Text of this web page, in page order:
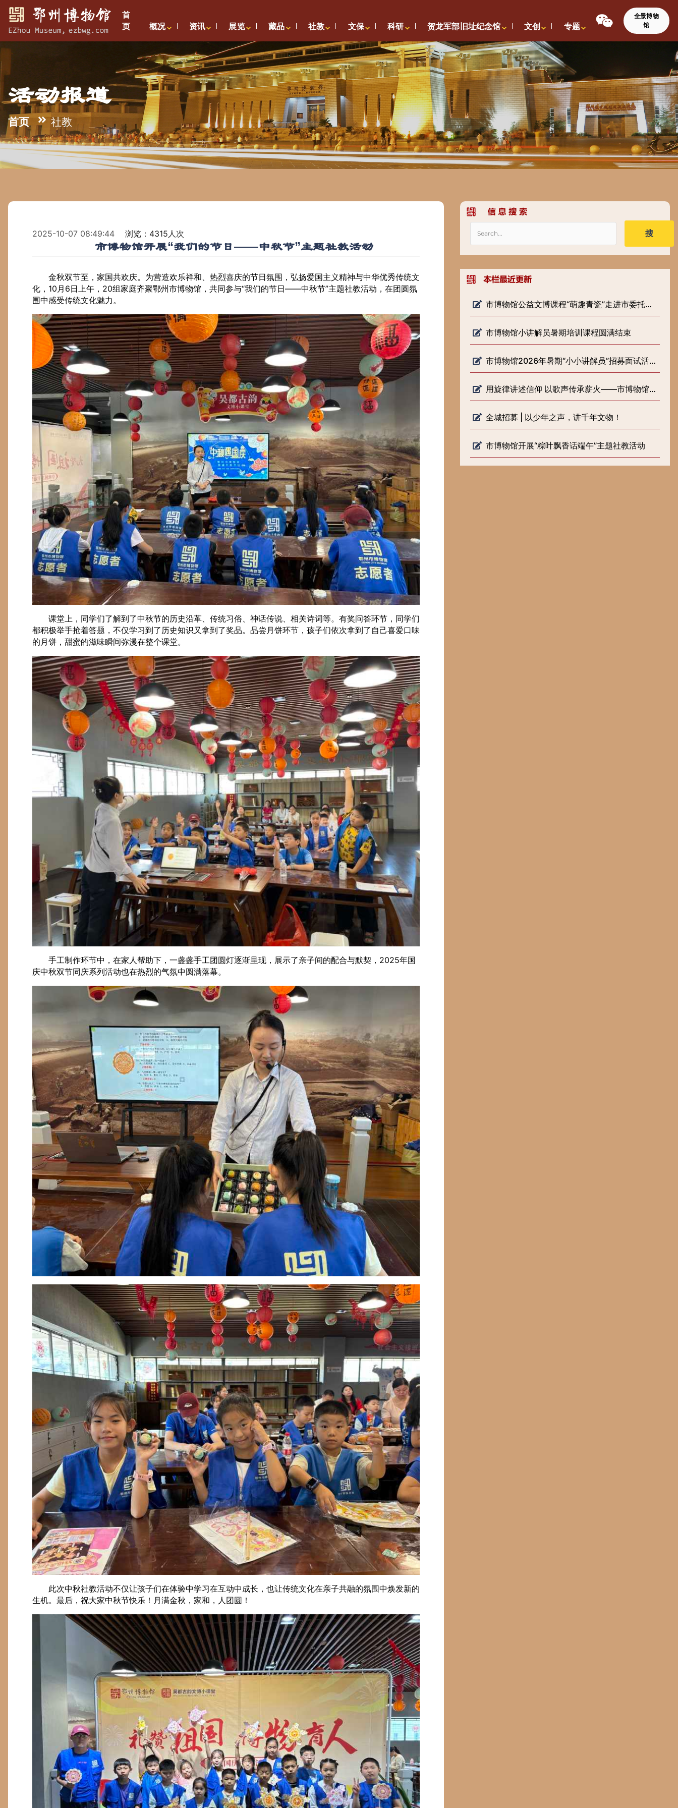
首
页
概况 资讯 展览 藏品 社教 文保 科研 贺龙军部旧址纪念馆 文创 专题
全景博物
馆
活动报道
首页 社教
2025-10-07 08:49:44 浏览：4315人次
市博物馆开展“我们的节日——中秋节”主题社教活动
金秋双节至，家国共欢庆。为营造欢乐祥和、热烈喜庆的节日氛围，弘扬爱国主义精神与中华优秀传统文
化，10月6日上午，20组家庭齐聚鄂州市博物馆，共同参与“我们的节日——中秋节”主题社教活动，在团圆氛
围中感受传统文化魅力。
课堂上，同学们了解到了中秋节的历史沿革、传统习俗、神话传说、相关诗词等。有奖问答环节，同学们
都积极举手抢着答题，不仅学习到了历史知识又拿到了奖品。品尝月饼环节，孩子们依次拿到了自己喜爱口味
的月饼，甜蜜的滋味瞬间弥漫在整个课堂。
手工制作环节中，在家人帮助下，一盏盏手工团圆灯逐渐呈现，展示了亲子间的配合与默契，2025年国
庆中秋双节同庆系列活动也在热烈的气氛中圆满落幕。
此次中秋社教活动不仅让孩子们在体验中学习在互动中成长，也让传统文化在亲子共融的氛围中焕发新的
生机。最后，祝大家中秋节快乐！月满金秋，家和，人团圆！
搜
市博物馆公益文博课程“萌趣青瓷”走进市委托管课堂
市博物馆小讲解员暑期培训课程圆满结束
市博物馆2026年暑期“小小讲解员”招募面试活动圆满落幕
用旋律讲述信仰 以歌声传承薪火——市博物馆开展《歌声里的长征路》 微宣讲活动
全城招募 | 以少年之声，讲千年文物！
市博物馆开展“粽叶飘香话端午”主题社教活动